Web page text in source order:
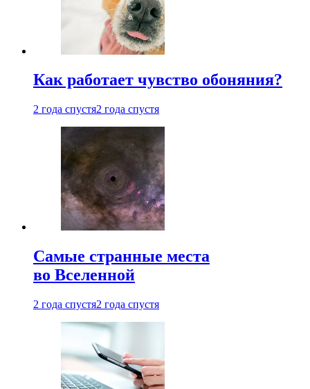
Как работает чувство обоняния?
2 года спустя2 года спустя
Самые странные места
во Вселенной
2 года спустя2 года спустя